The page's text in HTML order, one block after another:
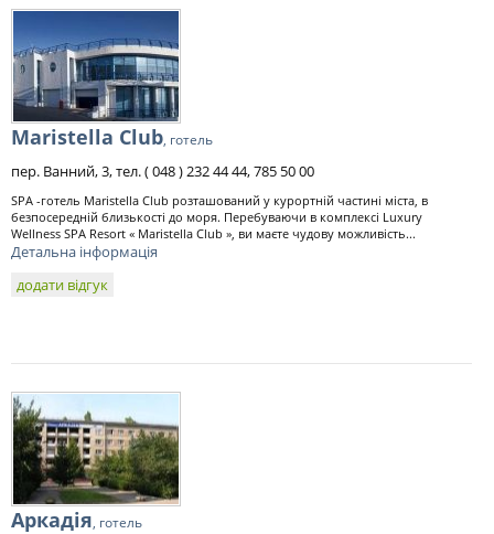
Maristella Club, готель
пер. Ванний, 3, тел. ( 048 ) 232 44 44, 785 50 00
SPA -готель Maristella Club розташований у курортній частині міста, в
безпосередній близькості до моря. Перебуваючи в комплексі Luxury
Wellness SPA Resort « Maristella Club », ви маєте чудову можливість...
Детальна інформація
додати відгук
Аркадія, готель